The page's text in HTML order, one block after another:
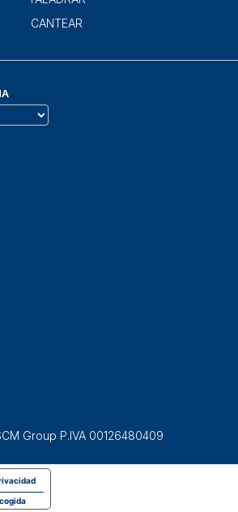
CANTEAR
Group P.IVA 00126480409